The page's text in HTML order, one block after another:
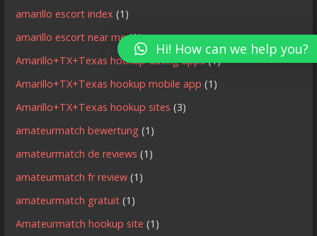
amarillo escort index (1)
amarillo escort near me(1)
Amarillo+TX+Texas hookup dating apps(1)
Amarillo+TX+Texas hookup mobile app (1)
Amarillo+TX+Texas hookup sites (3)
amateurmatch bewertung (1)
amateurmatch de reviews (1)
amateurmatch fr review (1)
amateurmatch gratuit (1)
Amateurmatch hookup site (1)
Hi! How can we help you?